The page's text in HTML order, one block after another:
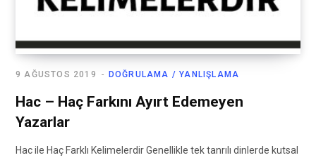
DOĞRULAMA / YANLIŞLAMA
9 AĞUSTOS 2019
Hac – Haç Farkını Ayırt Edemeyen
Yazarlar
Hac ile Haç Farklı Kelimelerdir Genellikle tek tanrılı dinlerde kutsal